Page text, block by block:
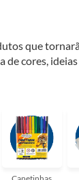
que
de cores, ideias